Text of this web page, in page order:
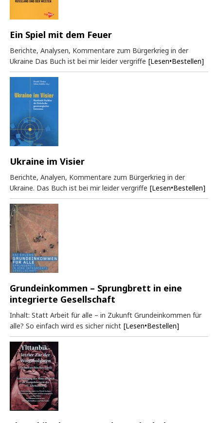
Ein Spiel mit dem Feuer
Berichte, Analysen, Kommentare zum Bürgerkrieg in der
Ukraine Das Buch ist bei mir leider vergriffe [Lesen•Bestellen]
Ukraine im Visier
Berichte, Analyen, Kommentare zum Bürgerkrieg in der
Ukraine. Das Buch ist bei mir leider vergriffe [Lesen•Bestellen]
Grundeinkommen – Sprungbrett in eine
integrierte Gesellschaft
Inhalt: Statt Arbeit für alle – in Zukunft Grundeinkommen für
alle? So einfach wird es sicher nicht [Lesen•Bestellen]